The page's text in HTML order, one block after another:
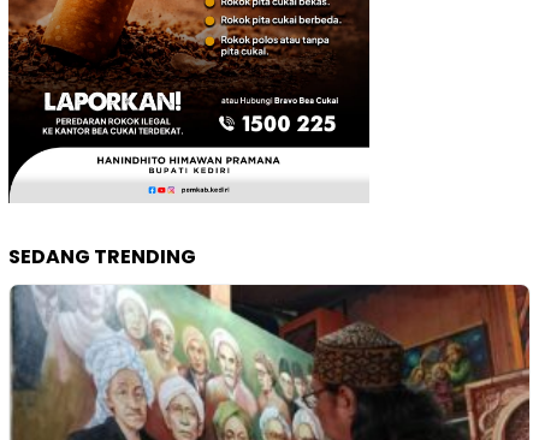
SEDANG TRENDING